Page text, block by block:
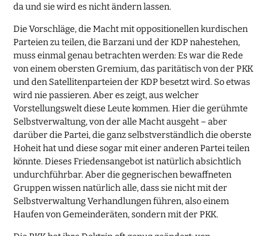
da und sie wird es nicht ändern lassen.
Die Vorschläge, die Macht mit oppositionellen kurdischen
Parteien zu teilen, die Barzani und der KDP nahestehen,
muss einmal genau betrachten werden: Es war die Rede
von einem obersten Gremium, das paritätisch von der PKK
und den Satellitenparteien der KDP besetzt wird. So etwas
wird nie passieren. Aber es zeigt, aus welcher
Vorstellungswelt diese Leute kommen. Hier die gerühmte
Selbstverwaltung, von der alle Macht ausgeht – aber
darüber die Partei, die ganz selbstverständlich die oberste
Hoheit hat und diese sogar mit einer anderen Partei teilen
könnte. Dieses Friedensangebot ist natürlich absichtlich
undurchführbar. Aber die gegnerischen bewaffneten
Gruppen wissen natürlich alle, dass sie nicht mit der
Selbstverwaltung Verhandlungen führen, also einem
Haufen von Gemeinderäten, sondern mit der PKK.